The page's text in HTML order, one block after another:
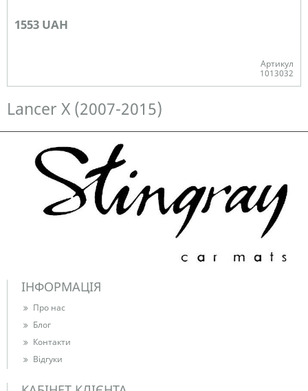
1553 UAH
Артикул
1013032
Lancer X (2007-2015)
ІНФОРМАЦІЯ
Про нас
Блог
Контакти
Відгуки